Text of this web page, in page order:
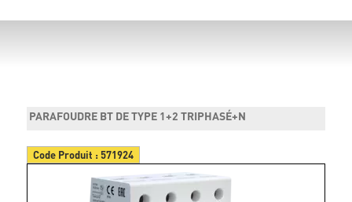
PARAFOUDRE BT DE TYPE 1+2 TRIPHASÉ+N
Code Produit :571924